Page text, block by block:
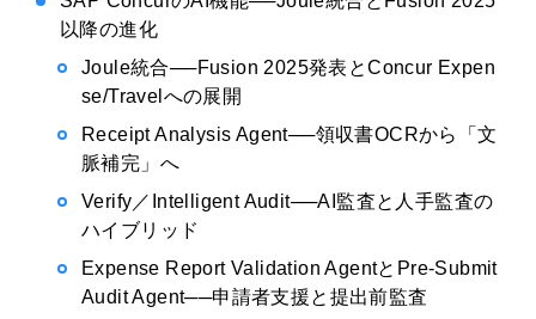
以降の進化
Joule統合──Fusion 2025発表とConcur Expen
se/Travelへの展開
Receipt Analysis Agent──領収書OCRから「文
脈補完」へ
Verify／Intelligent Audit──AI監査と人手監査の
ハイブリッド
Expense Report Validation AgentとPre-Submit
Audit Agent──申請者支援と提出前監査